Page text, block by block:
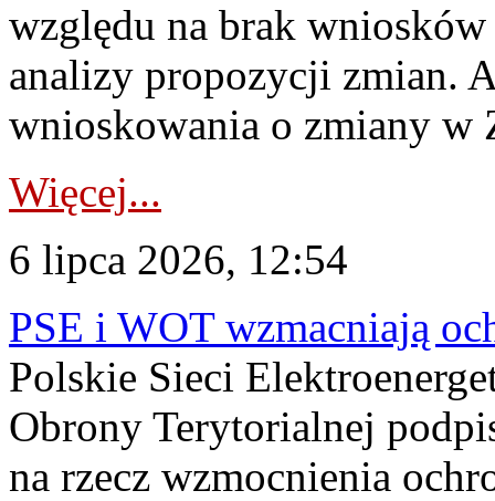
względu na brak
analizy propozycji zmian.
wnioskowania o zmiany w
Więcej...
6 lipca 2026, 12:54
PSE i WOT wzmacniają
Polskie Sieci
Obrony Terytorialnej
na rzecz wzmocnienia